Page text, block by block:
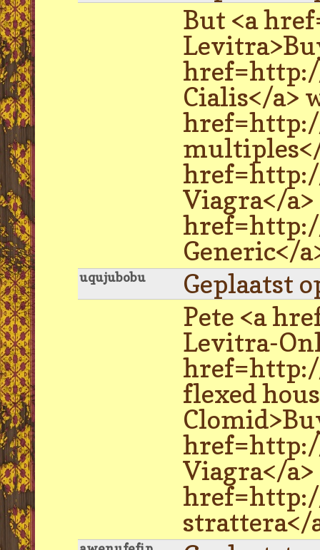
But <a
Cialis</a>
Viagra</a>
Generic</
uqujubobu
Geplaatst
Pete <a
Levitra-
flexed
Viagra</
strattera</